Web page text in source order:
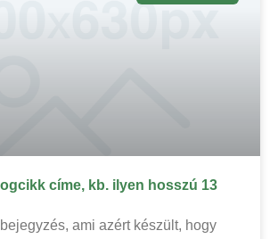
címe, kb. ilyen hosszú 13
ami azért készült, hogy